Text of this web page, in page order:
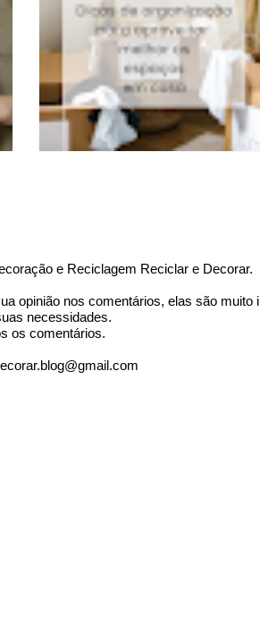
e Reciclagem Reciclar e Decorar.
opinião nos comentários, elas são
necessidades.
os comentários.